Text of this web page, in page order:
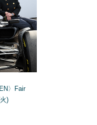
〉Fair
)